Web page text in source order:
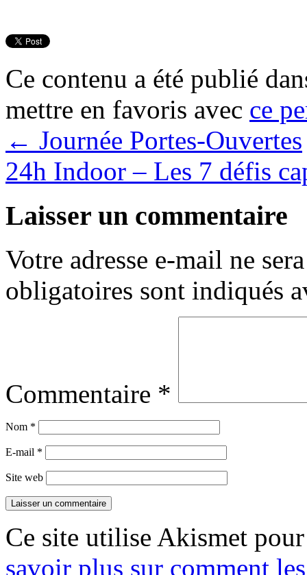
Ce contenu a été publié
mettre en favoris avec ce
← Journée Portes-Ouvertes
24h Indoor – Les 7 défis
Laisser un commentaire
Votre adresse e-mail ne
obligatoires sont indiqués
Commentaire *
Nom *
E-mail *
Site web
Ce site utilise Akismet
savoir plus sur comment